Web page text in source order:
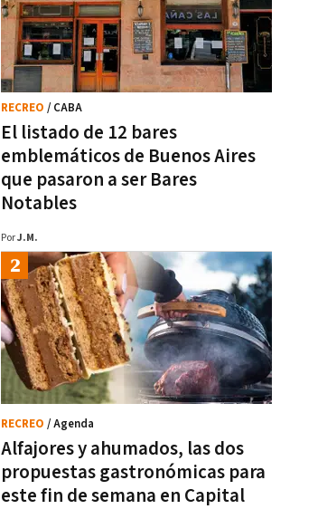
El listado de 12 bares
emblemáticos de Buenos Aires
que pasaron a ser Bares
Notables
RECREO / CABA
PorJ.M.
Alfajores y ahumados, las dos
propuestas gastronómicas para
este fin de semana en Capital
RECREO / Agenda